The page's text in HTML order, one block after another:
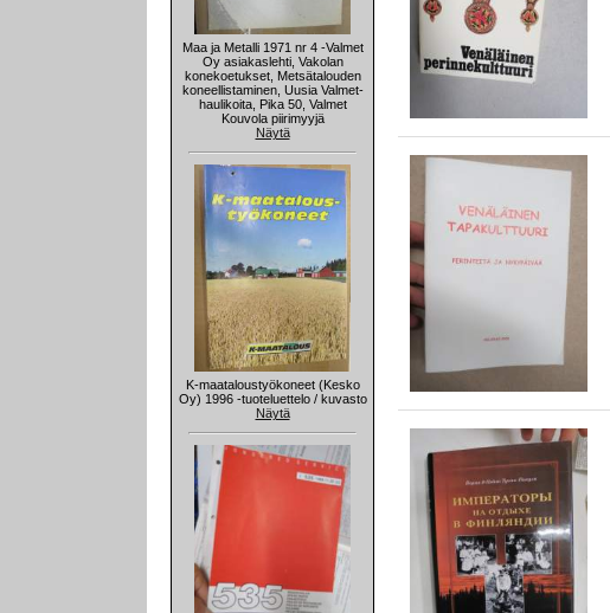
Maa ja Metalli 1971 nr 4 -Valmet
Oy asiakaslehti, Vakolan
konekoetukset, Metsätalouden
koneellistaminen, Uusia Valmet-
haulikoita, Pika 50, Valmet
Kouvola piirimyyjä
Näytä
K-maataloustyökoneet (Kesko
Oy) 1996 -tuoteluettelo / kuvasto
Näytä